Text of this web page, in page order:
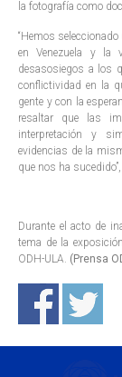
la fotografía como
“Hemos
en Venezuela y la
desasosiegos a los
conflictividad en la
gente y con la
resaltar que las
interpretación y
evidencias de la
que nos ha
Durante el acto de
tema de la
ODH-ULA. (Prensa